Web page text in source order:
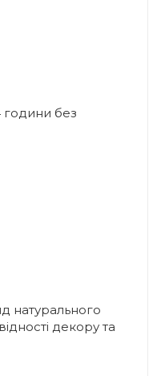
години без
натурального
декору та